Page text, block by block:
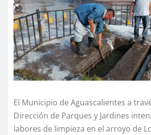
El Municipio de Aguascalientes a
Dirección de Parques y Jardines
labores de limpieza en el arroyo de